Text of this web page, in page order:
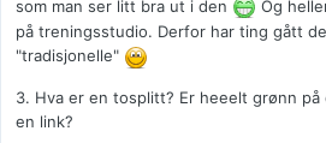
som man ser litt bra ut i den
Og
på treningsstudio. Derfor har ting gått
"tradisjonelle"
3. Hva er en tosplitt? Er heeelt grønn
en link?